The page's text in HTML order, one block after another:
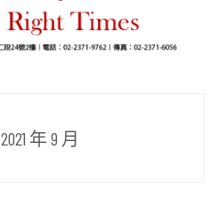
2021 年 9 月